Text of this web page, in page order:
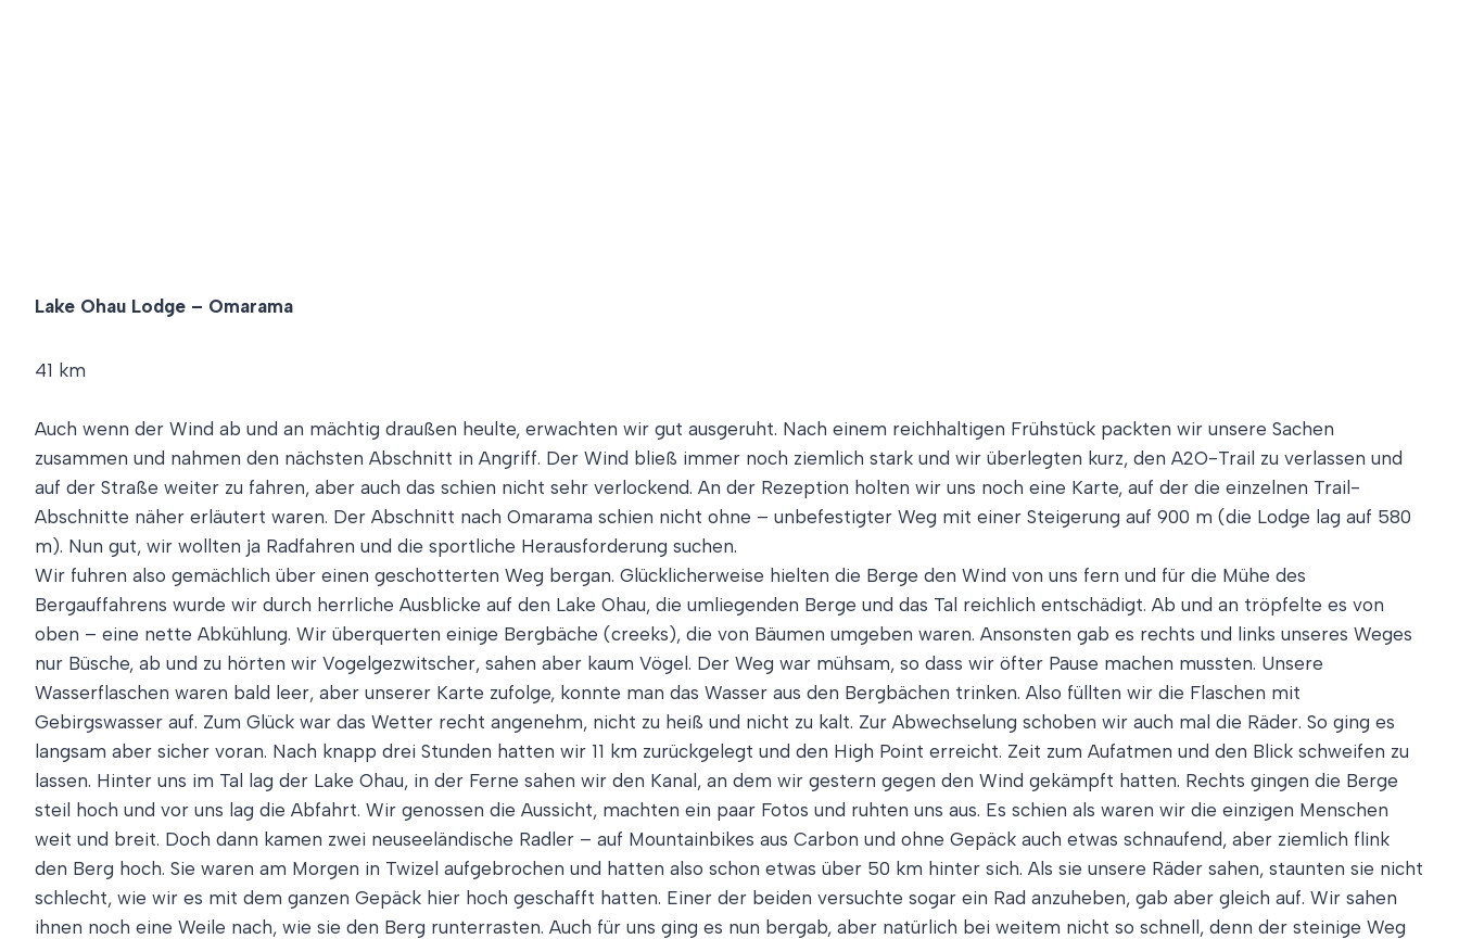
Lake Ohau Lodge – Omarama
41 km
Auch wenn der Wind ab und an mächtig draußen heulte, erwachten wir gut ausgeruht. Nach einem reichhaltigen Frühstück packten wir unsere Sachen
zusammen und nahmen den nächsten Abschnitt in Angriff. Der Wind bließ immer noch ziemlich stark und wir überlegten kurz, den A2O-Trail zu verlassen und
auf der Straße weiter zu fahren, aber auch das schien nicht sehr verlockend. An der Rezeption holten wir uns noch eine Karte, auf der die einzelnen Trail-
Abschnitte näher erläutert waren. Der Abschnitt nach Omarama schien nicht ohne – unbefestigter Weg mit einer Steigerung auf 900 m (die Lodge lag auf 580
m). Nun gut, wir wollten ja Radfahren und die sportliche Herausforderung suchen.
Wir fuhren also gemächlich über einen geschotterten Weg bergan. Glücklicherweise hielten die Berge den Wind von uns fern und für die Mühe des
Bergauffahrens wurde wir durch herrliche Ausblicke auf den Lake Ohau, die umliegenden Berge und das Tal reichlich entschädigt. Ab und an tröpfelte es von
oben – eine nette Abkühlung. Wir überquerten einige Bergbäche (creeks), die von Bäumen umgeben waren. Ansonsten gab es rechts und links unseres Weges
nur Büsche, ab und zu hörten wir Vogelgezwitscher, sahen aber kaum Vögel. Der Weg war mühsam, so dass wir öfter Pause machen mussten. Unsere
Wasserflaschen waren bald leer, aber unserer Karte zufolge, konnte man das Wasser aus den Bergbächen trinken. Also füllten wir die Flaschen mit
Gebirgswasser auf. Zum Glück war das Wetter recht angenehm, nicht zu heiß und nicht zu kalt. Zur Abwechselung schoben wir auch mal die Räder. So ging es
langsam aber sicher voran. Nach knapp drei Stunden hatten wir 11 km zurückgelegt und den High Point erreicht. Zeit zum Aufatmen und den Blick schweifen zu
lassen. Hinter uns im Tal lag der Lake Ohau, in der Ferne sahen wir den Kanal, an dem wir gestern gegen den Wind gekämpft hatten. Rechts gingen die Berge
steil hoch und vor uns lag die Abfahrt. Wir genossen die Aussicht, machten ein paar Fotos und ruhten uns aus. Es schien als waren wir die einzigen Menschen
weit und breit. Doch dann kamen zwei neuseeländische Radler – auf Mountainbikes aus Carbon und ohne Gepäck auch etwas schnaufend, aber ziemlich flink
den Berg hoch. Sie waren am Morgen in Twizel aufgebrochen und hatten also schon etwas über 50 km hinter sich. Als sie unsere Räder sahen, staunten sie nicht
schlecht, wie wir es mit dem ganzen Gepäck hier hoch geschafft hatten. Einer der beiden versuchte sogar ein Rad anzuheben, gab aber gleich auf. Wir sahen
ihnen noch eine Weile nach, wie sie den Berg runterrasten. Auch für uns ging es nun bergab, aber natürlich bei weitem nicht so schnell, denn der steinige Weg